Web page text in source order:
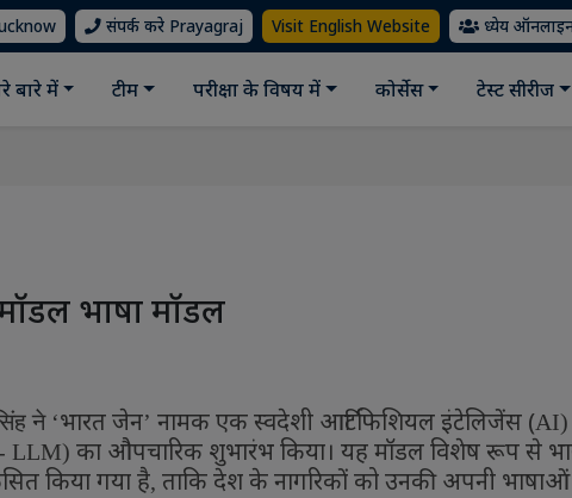
संपर्क करे Prayagraj Visit English Website ध्येय
बारे में टीम परीक्षा के विषय में कोर्सेस टेस्ट सीरीज
भाषा मॉडल
ने ‘भारत जेन’ नामक एक स्वदेशी आर्टिफिशियल इंटेलिजेंस (AI)
LLM) का औपचारिक शुभारंभ किया। यह मॉडल विशेष रूप से
किया गया है, ताकि देश के नागरिकों को उनकी अपनी भाषाओं